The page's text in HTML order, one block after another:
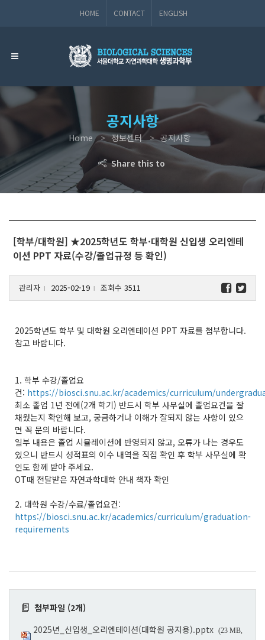
HOME CONTACT ENGLISH
공지사항
Home 정보센터 공지사항
Share this to
[학부/대학원] ★2025학년도 학부·대학원 신입생 오리엔테
이션 PPT 자료(수강/졸업규정 등 확인)
관리자 l 2025-02-19 l 조회수 3511
2025학년도 학부 및 대학원 오리엔테이션 PPT 자료를 첨부합니다.
참고 바랍니다.
1. 학부 수강/졸업요
건: https://biosci.snu.ac.kr/academics/curriculum/
최소 졸업 1년 전에(2개 학기) 반드시 학부 사무실에 졸업요건을 잘
채웠는지 확인해 보고, 궁금하거나 이해가 잘되지 않는 사항이 있으
면 꼭 문의 바랍니다.
일부 내용은 졸업 시뮬레이션에 반영되지 않고, 오류가 나는 경우도
있으니 반드시 성적표의 이수 내역을 직접 확인 후 학부 사무실에 확
인도 함께 받아 주세요.
OT때 전달받은 자연과학대학 안내 책자 확인
2. 대학원 수강/수료/졸업요건:
https://biosci.snu.ac.kr/academics/curriculum/graduation-
requirements
첨부파일 (2개)
2025년_신입생_오리엔테이션(대학원 공지용).pptx (23 MB,